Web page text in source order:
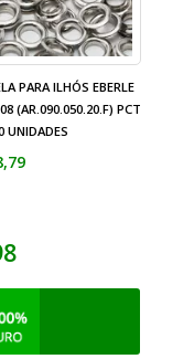
PARA ILHÓS EBERLE
(AR.090.050.20.F) PCT
UNIDADES